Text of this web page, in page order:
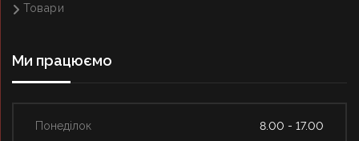
Товари
Ми працюємо
Понеділок
8.00 - 17.00